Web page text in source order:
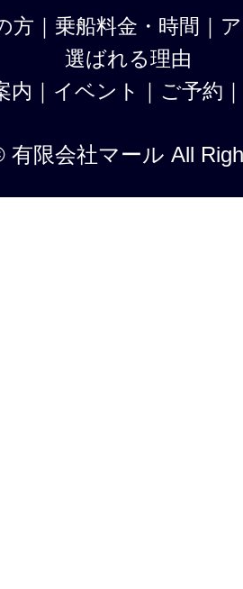
方 ｜ 乗船料金・時間 ｜
選ばれる理由
内 ｜ イベント ｜ ご予約 ｜
有限会社マール All